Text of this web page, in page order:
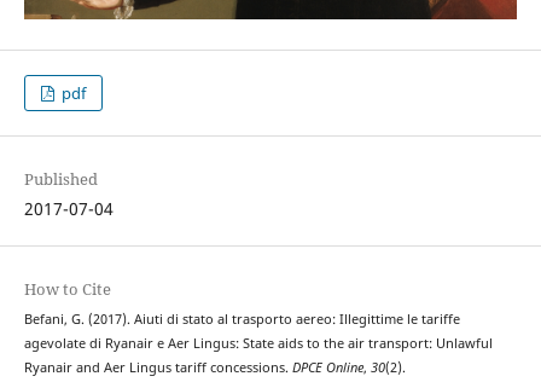
pdf
Published
2017-07-04
How to Cite
Befani, G. (2017). Aiuti di stato al trasporto aereo: Illegittime le tariffe
agevolate di Ryanair e Aer Lingus: State aids to the air transport: Unlawful
Ryanair and Aer Lingus tariff concessions. DPCE Online, 30(2).